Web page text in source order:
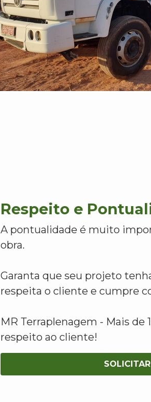
Respeito e
A pontualidade é muito
obra.
Garanta que seu projeto
respeita o cliente e cumpre
MR Terraplenagem - Mais de
respeito ao cliente!